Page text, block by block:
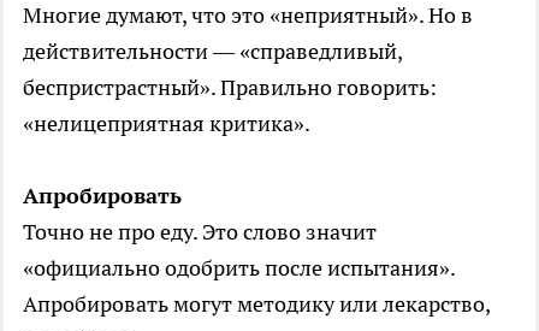
Многие думают, что это «неприятный». Но в
действительности — «справедливый,
беспристрастный». Правильно говорить:
«нелицеприятная критика».
Апробировать
Точно не про еду. Это слово значит
«официально одобрить после испытания».
Апробировать могут методику или лекарство,